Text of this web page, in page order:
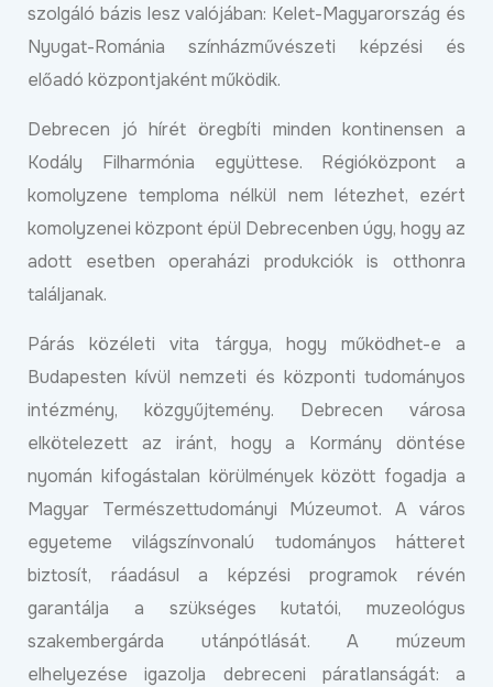
szolgáló bázis lesz valójában: Kelet-Magyarország és
Nyugat-Románia színházművészeti képzési és
előadó központjaként működik.
Debrecen jó hírét öregbíti minden kontinensen a
Kodály Filharmónia együttese. Régióközpont a
komolyzene temploma nélkül nem létezhet, ezért
komolyzenei központ épül Debrecenben úgy, hogy az
adott esetben operaházi produkciók is otthonra
találjanak.
Párás közéleti vita tárgya, hogy működhet-e a
Budapesten kívül nemzeti és központi tudományos
intézmény, közgyűjtemény. Debrecen városa
elkötelezett az iránt, hogy a Kormány döntése
nyomán kifogástalan körülmények között fogadja a
Magyar Természettudományi Múzeumot. A város
egyeteme világszínvonalú tudományos hátteret
biztosít, ráadásul a képzési programok révén
garantálja a szükséges kutatói, muzeológus
szakembergárda utánpótlását. A múzeum
elhelyezése igazolja debreceni páratlanságát: a